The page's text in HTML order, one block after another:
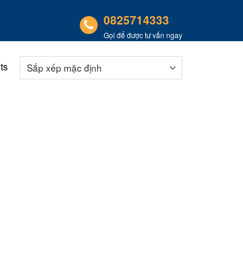
0825714333
Gọi để được tư vấn ngay